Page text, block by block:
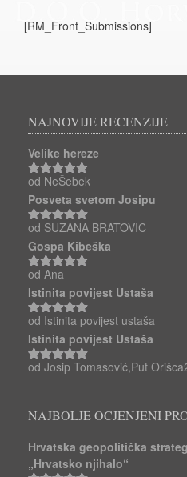
[RM_Front_Submissions]
NAJNOVIJE RECENZIJE
Velike hereze
Ocjenjeno5
od 5
od NeŠebek
Posveta svetom Josipu
Ocjenjeno5
od 5
od SUZANA BRATOVIC
Gospa Kibeška
Ocjenjeno
od 5
od Ana
Istinita povijest Ustaša
Ocjenjeno 5
od 5
od Istinita povijest ustaša
Istinita povijest Ustaša
Ocjenjeno 5
od Josip Tomasović,Put
NAJBOLJE OCJENJENI
Hrvatska geopolitička
„Hrvatsko njihalo“